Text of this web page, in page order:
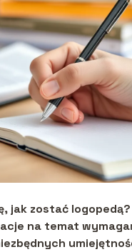
jak zostać
na temat